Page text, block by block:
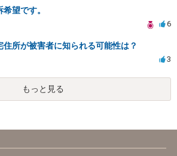
望です。
6
住所が被害者に知られる可能性は？
3
もっと見る